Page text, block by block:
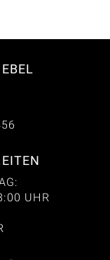
UHR